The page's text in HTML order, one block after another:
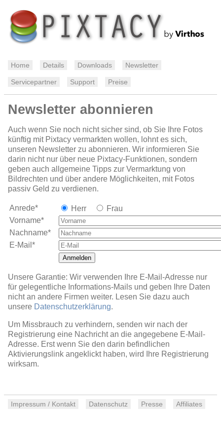
Home Details Downloads Newsletter
Servicepartner Support Preise
Newsletter abonnieren
Auch wenn Sie noch nicht sicher sind, ob Sie Ihre Fotos
künftig mit Pixtacy vermarkten wollen, lohnt es sich,
unseren Newsletter zu abonnieren. Wir informieren Sie
darin nicht nur über neue Pixtacy-Funktionen, sondern
geben auch allgemeine Tipps zur Vermarktung von
Bildrechten und über andere Möglichkeiten, mit Fotos
passiv Geld zu verdienen.
Anrede* Herr
Frau
Vorname*
Nachname*
E-Mail*
Anmelden
Unsere Garantie: Wir verwenden Ihre E-Mail-Adresse nur
für gelegentliche Informations-Mails und geben Ihre Daten
nicht an andere Firmen weiter. Lesen Sie dazu auch
unsere Datenschutzerklärung.
Um Missbrauch zu verhindern, senden wir nach der
Registrierung eine Nachricht an die angegebene E-Mail-
Adresse. Erst wenn Sie den darin befindlichen
Aktivierungslink angeklickt haben, wird Ihre Registrierung
wirksam.
Impressum / Kontakt Datenschutz Presse Affiliates